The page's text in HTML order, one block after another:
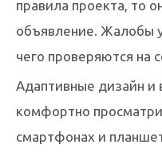
правила проекта, то
объявление. Жалобы
чего проверяются на
Адаптивные дизайн и
комфортно
смартфонах и